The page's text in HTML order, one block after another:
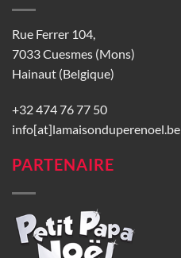
Rue Ferrer 104,
7033 Cuesmes (Mons)
Hainaut (Belgique)
+32 474 76 77 50
info[at]lamaisonduperenoel.be
PARTENAIRE